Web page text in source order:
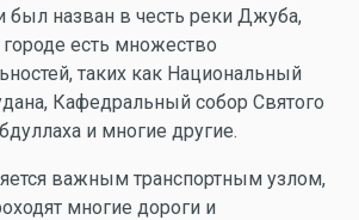
был назван в честь реки Джуба,
есть множество
таких как Национальный
Кафедральный собор Святого
и многие другие.
важным транспортным узлом,
многие дороги и